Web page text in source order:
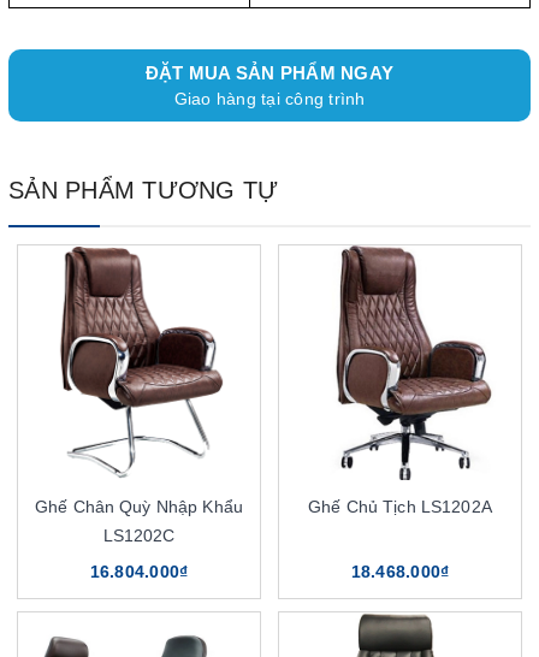
ĐẶT MUA SẢN PHẨM NGAY
Giao hàng tại công trình
SẢN PHẨM TƯƠNG TỰ
Ghế Chân Quỳ Nhập Khẩu
LS1202C
16.804.000₫
Ghế Chủ Tịch LS1202A
18.468.000₫